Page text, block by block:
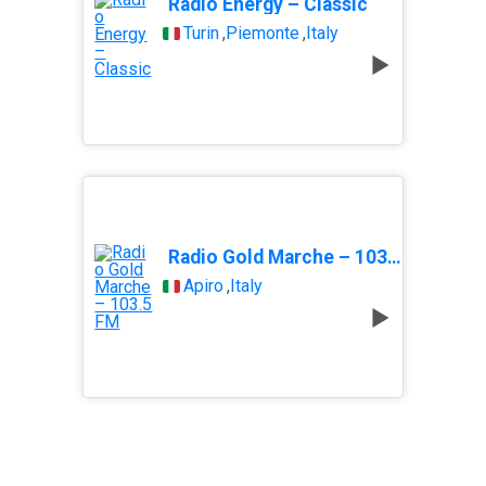
Radio Energy – Classic
Turin,Piemonte, Italy
Radio Gold Marche – 103.5 FM
Apiro, Italy